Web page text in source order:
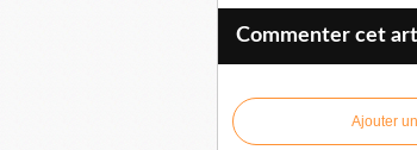
Commenter cet
Ajouter